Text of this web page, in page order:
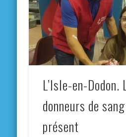
L’Isle-en-Dodon.
donneurs de
présent